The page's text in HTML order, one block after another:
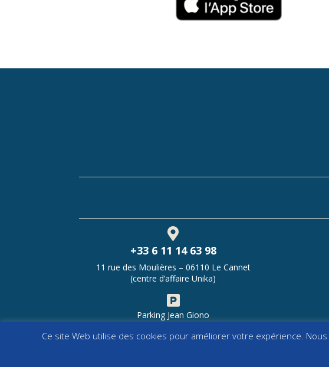

+33 6 11 14 63 98
11 rue des Moulières – 06110 Le Cannet
(centre d’affaire Unika)

Parking Jean Giono
Copyright © 2017-2026
Ce site Web utilise des cookies pour améliorer votre expérience.